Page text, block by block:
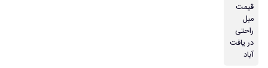
قیمت
مبل
راحتی
در یافت
آباد